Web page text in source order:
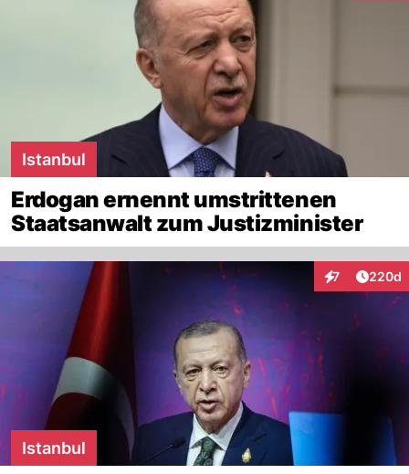
Istanbul
Erdogan ernennt umstrittenen
Staatsanwalt zum Justizminister
7
Interaktionen
220d
Istanbul